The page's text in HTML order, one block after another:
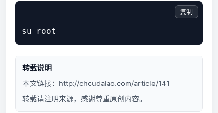
复制
转载说明
本文链接： http://choudalao.com/article/141
转载请注明来源，感谢尊重原创内容。